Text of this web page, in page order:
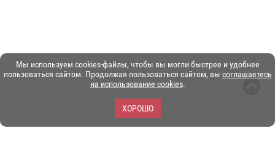
Мы используем cookies-файлы, чтобы вы могли быстрее и удобнее
пользоваться сайтом. Продолжая пользоваться сайтом, вы соглашаетесь
на использование cookies.
ХОРОШО